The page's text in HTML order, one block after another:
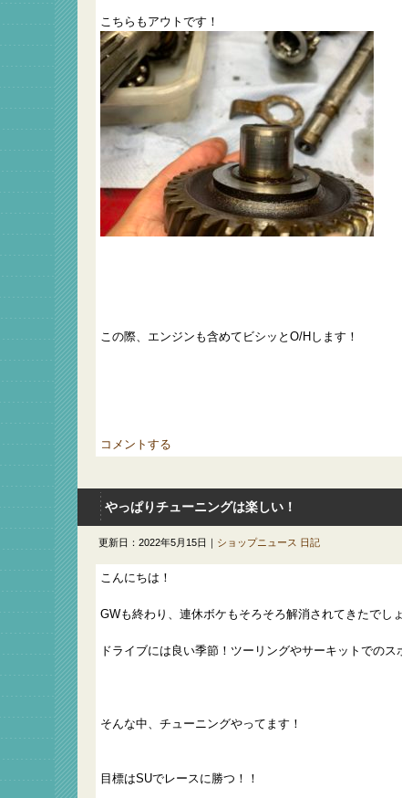
こちらもアウトです！
この際、エンジンも含めてビシッとO/Hします！
コメントする
やっぱりチューニングは楽しい！
更新日：2022年5月15日｜ ショップニュース 日記
こんにちは！
GWも終わり、連休ボケもそろそろ解消されてきたでしょ
ドライブには良い季節！ツーリングやサーキットでのス
そんな中、チューニングやってます！
目標はSUでレースに勝つ！！